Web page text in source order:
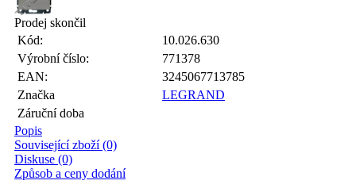
Prodej skončil
Kód:
10.026.630
Výrobní číslo:
771378
EAN:
3245067713785
Značka
LEGRAND
Záruční doba
Popis
Související zboží (0)
Diskuse (0)
Způsob a ceny dodání